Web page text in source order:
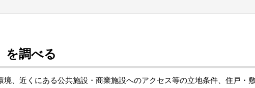
を調べる
、近くにある公共施設・商業施設へのアクセス等の立地条件、住戸・